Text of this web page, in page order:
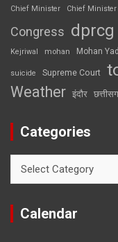
Chief Minister
Chief Minister
Congress dprcg
Kejriwal mohan Mohan
suicide Supreme Court
Weather इंदौर
Categories
Calendar